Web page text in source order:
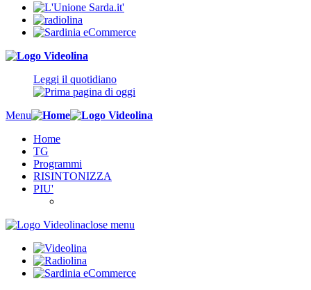
Leggi il quotidiano
Menu
Home
TG
Programmi
RISINTONIZZA
PIU'
close menu